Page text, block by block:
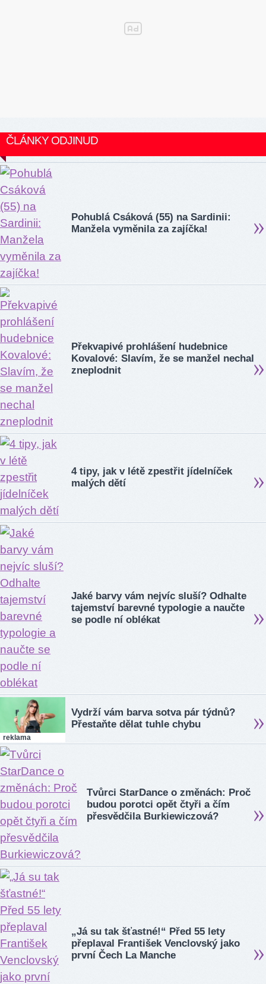
ČLÁNKY ODJINUD
Pohublá Csáková (55) na Sardinii:
Manžela vyměnila za zajíčka!
Překvapivé prohlášení hudebnice
Kovalové: Slavím, že se manžel nechal
zneplodnit
4 tipy, jak v létě zpestřit jídelníček
malých dětí
Jaké barvy vám nejvíc sluší? Odhalte
tajemství barevné typologie a naučte
se podle ní oblékat
reklama
Vydrží vám barva sotva pár týdnů?
Přestaňte dělat tuhle chybu
Tvůrci StarDance o změnách: Proč
budou porotci opět čtyři a čím
přesvědčila Burkiewiczová?
„Já su tak šťastné!“ Před 55 lety
přeplaval František Venclovský jako
první Čech La Manche